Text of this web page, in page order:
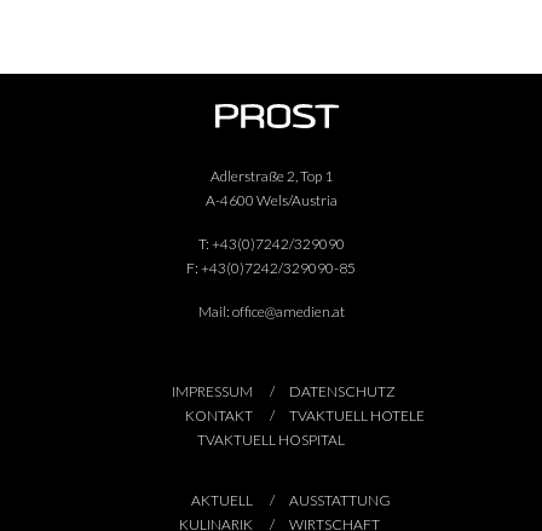
Adlerstraße 2, Top 1
A-4600 Wels/Austria
T: +43(0)7242/329090
F: +43(0)7242/329090-85
Mail: office@amedien.at
IMPRESSUM
DATENSCHUTZ
KONTAKT
TVAKTUELL HOTELE
TVAKTUELL HOSPITAL
AKTUELL
AUSSTATTUNG
KULINARIK
WIRTSCHAFT